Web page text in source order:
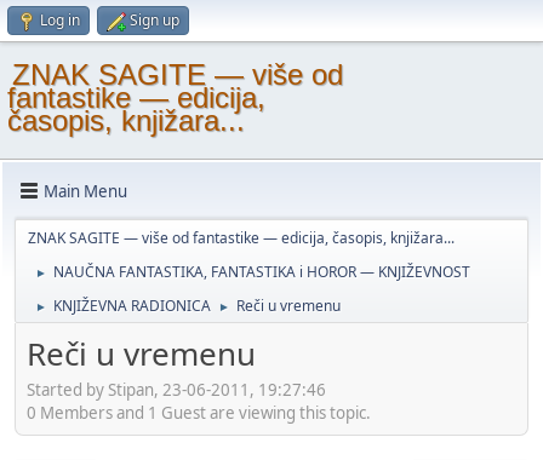
Log in Sign up
ZNAK SAGITE — više od
fantastike — edicija,
časopis, knjižara...
Main Menu
ZNAK SAGITE — više od fantastike — edicija, časopis, knjižara...
► NAUČNA FANTASTIKA, FANTASTIKA i HOROR — KNJIŽEVNOST
► KNJIŽEVNA RADIONICA ► Reči u vremenu
Reči u vremenu
Started by Stipan, 23-06-2011, 19:27:46
0 Members and 1 Guest are viewing this topic.